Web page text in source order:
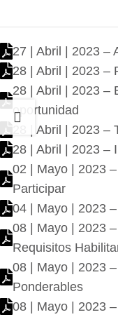
27 | Abril | 2023 –
28 | Abril | 2023 –
28 | Abril | 2023 –
oportunidad
28 | Abril | 2023
28 | Abril | 2023 –
02 | Mayo | 2023
Participar
04 | Mayo | 2023
08 | Mayo | 2023
Requisitos
08 | Mayo | 2023
Ponderables
08 | Mayo | 2023